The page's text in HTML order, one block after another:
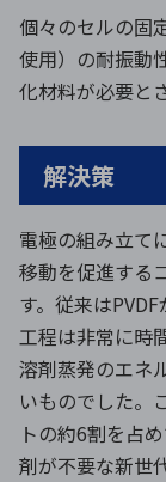
個々のセルの固
使用）の耐振動
化材料が必要と
解決策
電極の組み立て
移動を促進する
す。従来は
工程は非常に時
溶剤蒸発のエネ
いものでした。
トの約6割を占
剤が不要な新世